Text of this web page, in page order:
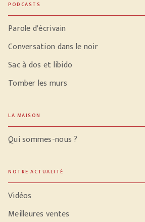
PODCASTS
Parole d'écrivain
Conversation dans le noir
Sac à dos et libido
Tomber les murs
LA MAISON
Qui sommes-nous ?
NOTRE ACTUALITÉ
Vidéos
Meilleures ventes